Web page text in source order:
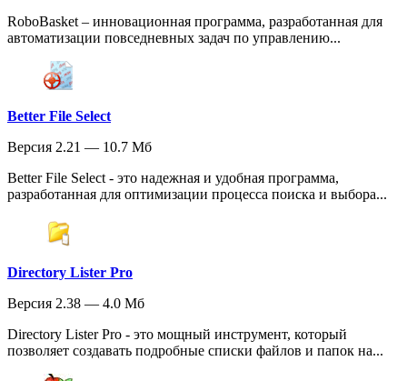
RoboBasket – инновационная программа, разработанная для
автоматизации повседневных задач по управлению...
Better File Select
Версия 2.21 — 10.7 Мб
Better File Select - это надежная и удобная программа,
разработанная для оптимизации процесса поиска и выбора...
Directory Lister Pro
Версия 2.38 — 4.0 Мб
Directory Lister Pro - это мощный инструмент, который
позволяет создавать подробные списки файлов и папок на...